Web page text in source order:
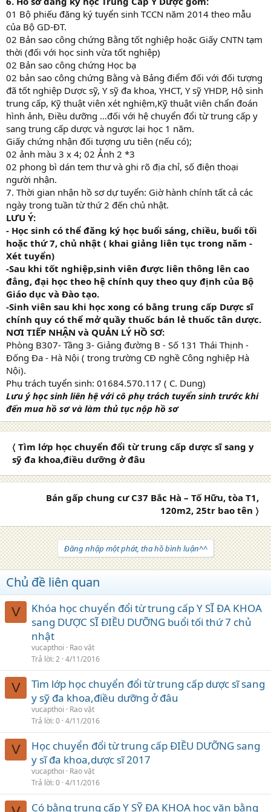
01 Bộ phiếu đăng ký tuyển sinh TCCN năm 2014 theo mẫu
của Bộ GD-ĐT.
02 Bản sao công chứng Bằng tốt nghiệp hoặc Giấy CNTN tạm
thời (đối với học sinh vừa tốt nghiệp)
02 Bản sao công chứng Học bạ
02 bản sao công chứng Bằng và Bảng điểm đối với đối tượng
đã tốt nghiệp Dược sỹ, Y sỹ đa khoa, YHCT, Y sỹ YHDP, Hộ sinh
trung cấp, Kỹ thuật viên xét nghiệm,Kỹ thuật viên chẩn đoán
hình ảnh, Điều dưỡng …đối với hệ chuyển đổi từ trung cấp y
sang trung cấp dược và ngược lại học 1 năm.
Giấy chứng nhận đối tượng ưu tiên (nếu có);
02 ảnh màu 3 x 4; 02 Ảnh 2 *3
02 phong bì dán tem thư và ghi rõ địa chỉ, số điện thoại
người nhận.
7. Thời gian nhận hồ sơ dự tuyển: Giờ hành chính tất cả các
ngày trong tuần từ thứ 2 đến chủ nhật.
LƯU Ý:
- Học sinh có thể đăng ký học buổi sáng, chiều, buổi tối
hoặc thứ 7, chủ nhật ( khai giảng liên tục trong năm -
Xét tuyển)
-Sau khi tốt nghiệp,sinh viên được liên thông lên cao
đẳng, đại học theo hệ chính quy theo quy định của Bộ
Giáo dục và Đào tạo.
-Sinh viên sau khi học xong có bằng trung cấp Dược sĩ
chính quy có thể mở quầy thuốc bán lẻ thuốc tân dược.
NƠI TIẾP NHẬN và QUẢN LÝ HỒ SƠ:
Phòng B307- Tầng 3- Giảng đường B - Số 131 Thái Thịnh -
Đống Đa - Hà Nội ( trong trường CĐ nghề Công nghiệp Hà
Nội).
Phụ trách tuyển sinh: 01684.570.117 ( C. Dung)
Lưu ý học sinh liên hệ với cô phụ trách tuyển sinh trước khi
đến mua hồ sơ và làm thủ tục nộp hồ sơ
〈 Tìm lớp học chuyển đổi từ trung cấp dược sĩ sang y
sỹ đa khoa,điều dưỡng ở đâu
Bán gấp chung cư C37 Bắc Hà – Tố Hữu, tòa T1,
120m2, 25tr bao tên 〉
Đăng nhập một phát, tha hồ bình luận^^
Chủ đề liên quan
V
Khóa học chuyển đổi từ trung cấp Y SĨ ĐA KHOA
sang DƯỢC SĨ ĐIỀU DƯỠNG buổi tối thứ 7 chủ
nhật
vucapthoi
Rao vặt
Trả lời 2 4/11/2016
V
Tìm lớp học chuyển đổi từ trung cấp dược sĩ sang
y sỹ đa khoa,điều dưỡng ở đâu
vucapthoi
Rao vặt
Trả lời 0 4/11/2016
V
Học chuyển đổi từ trung cấp ĐIỀU DƯỠNG sang
y sĩ đa khoa,dược sĩ 2017
vucapthoi
Rao vặt
Trả lời 0 4/11/2016
Có bằng trung cấp Y SỸ ĐA KHOA học văn bằng